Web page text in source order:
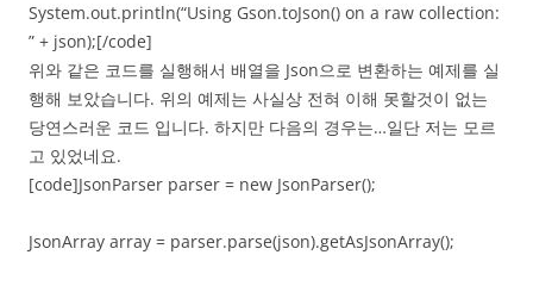
System.out.println(“Using Gson.toJson() on a raw collection:
” + json);[/code]
위와 같은 코드를 실행해서 배열을 Json으로 변환하는 예제를 실
행해 보았습니다. 위의 예제는 사실상 전혀 이해 못할것이 없는
당연스러운 코드 입니다. 하지만 다음의 경우는…일단 저는 모르
고 있었네요.
[code]JsonParser parser = new JsonParser();
JsonArray array = parser.parse(json).getAsJsonArray();